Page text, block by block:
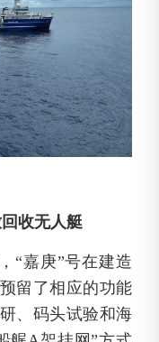
收无人艇
“嘉庚”号在建造
留了相应的功能
、码头试验和海